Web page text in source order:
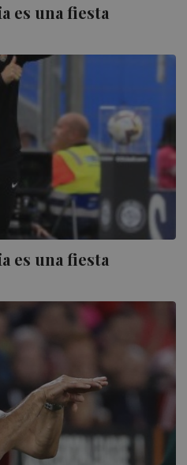
es una fiesta
es una fiesta